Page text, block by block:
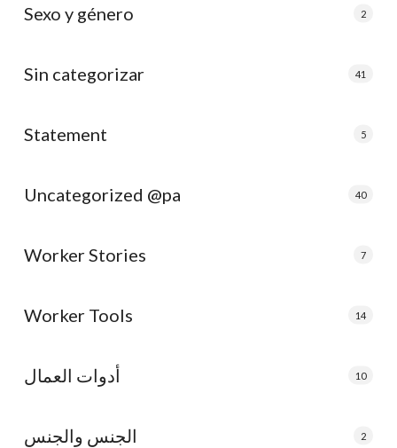
Sexo y género 2
Sin categorizar 41
Statement 5
Uncategorized @pa 40
Worker Stories 7
Worker Tools 14
أدوات العمال 10
الجنس والجنس 2